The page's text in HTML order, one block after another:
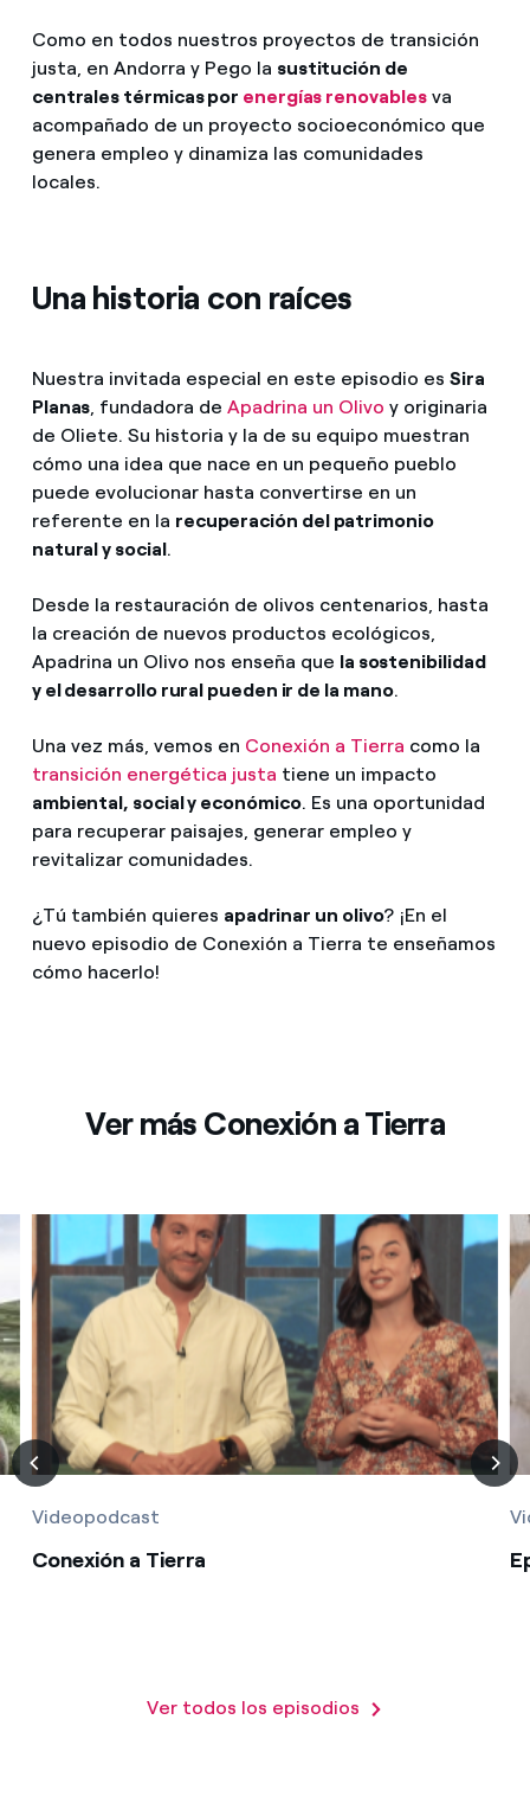
Como en todos nuestros proyectos de transición
justa, en Andorra y Pego la sustitución de
centrales térmicas por energías renovablesva
acompañado de un proyecto socioeconómico que
genera empleo y dinamiza las comunidades
locales.
Una historia con raíces
Nuestra invitada especial en este episodio es Sira
Planas, fundadora deApadrina un Olivo y originaria
de Oliete. Su historia y la de su equipo muestran
cómo una idea que nace en un pequeño pueblo
puede evolucionar hasta convertirse en un
referente en la recuperación del patrimonio
natural y social.
Desde la restauración de olivos centenarios, hasta
la creación de nuevos productos ecológicos,
Apadrina un Olivo nos enseña que la sostenibilidad
y el desarrollo rural pueden ir de la mano.
Una vez más, vemos en Conexión a Tierra como la
transición energética justa tiene un impacto
ambiental, social y económico. Es una oportunidad
para recuperar paisajes, generar empleo y
revitalizar comunidades.
¿Tú también quieres apadrinar un olivo? ¡En el
nuevo episodio de Conexión a Tierra te enseñamos
cómo hacerlo!
Ver más Conexión a Tierra
Videopodcast
Conexión a Tierra
Ver todos los episodios